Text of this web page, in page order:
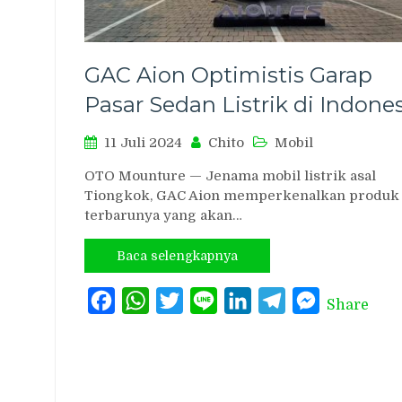
GAC Aion Optimistis Garap
Pasar Sedan Listrik di
11 Juli 2024 Chito Mobil
OTO Mounture — Jenama mobil listrik asal
Tiongkok, GAC Aion memperkenalkan produk
terbarunya yang akan…
Baca selengkapnya
FacebookWhatsAppTwitterLine LinkedInTelegramMessenger
Share